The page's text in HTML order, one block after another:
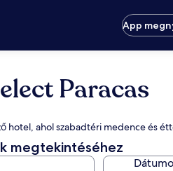
App
Paracas
hotel, ahol szabadtéri medence és
megtekintéséhez